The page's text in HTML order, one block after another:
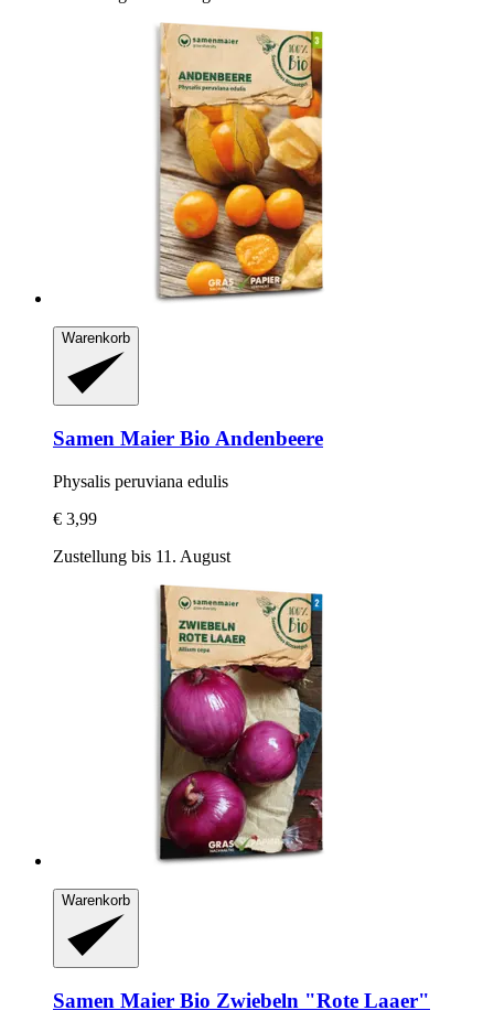
Warenkorb
Samen Maier Bio Andenbeere
Physalis peruviana edulis
€ 3,99
Zustellung bis 11. August
Warenkorb
Samen Maier Bio Zwiebeln "Rote Laaer"